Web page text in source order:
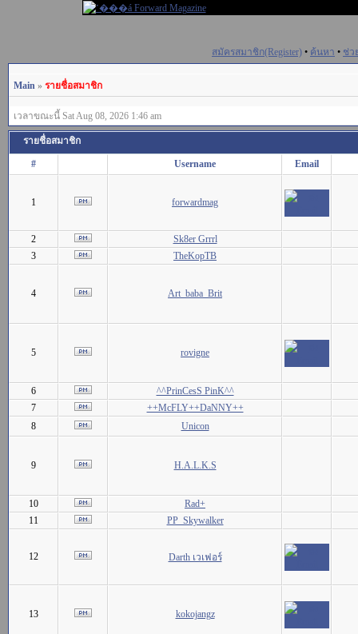
สมัครสมาชิก(Register) • ค้นหา • ช่ว
Main » รายชื่อสมาชิก
เวลาขณะนี้ Sat Aug 08, 2026 1:46 am
รายชื่อสมาชิก
# Username Email
1 forwardmag
2
Sk8er Grrrl
3
TheKopTB
4 Art_baba_Brit
5 rovigne
6
^^PrinCesS PinK^^
7
++McFLY++DaNNY++
8
Unicon
9 H.A.L.K.S
10
Rad+
11
PP_Skywalker
12 Darth เวเฟอร์
13 kokojangz